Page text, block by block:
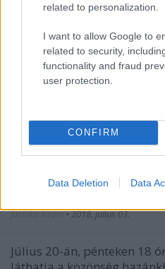
related to personalization.
I want to allow Google to
related to security,
functionality and fraud
user protection.
CONFIRM
Data Deletion Data
(Hayatimin Aski)
Jasinka Ádám•2018. július 03.
Július 20-án, pénteken 18